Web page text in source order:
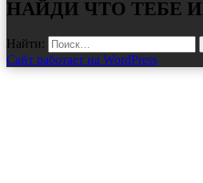
НАЙДИ ЧТО ТЕБЕ
Найти:
Сайт работает на WordPress